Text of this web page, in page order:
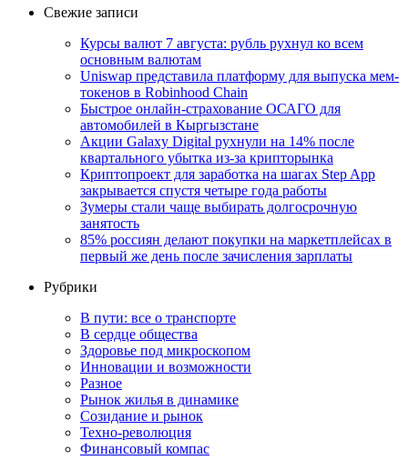
Свежие записи
Курсы валют 7 августа: рубль рухнул ко всем
основным валютам
Uniswap представила платформу для выпуска мем-
токенов в Robinhood Chain
Быстрое онлайн-страхование ОСАГО для
автомобилей в Кыргызстане
Акции Galaxy Digital рухнули на 14% после
квартального убытка из-за крипторынка
Криптопроект для заработка на шагах Step App
закрывается спустя четыре года работы
Зумеры стали чаще выбирать долгосрочную
занятость
85% россиян делают покупки на маркетплейсах в
первый же день после зачисления зарплаты
Рубрики
В пути: все о транспорте
В сердце общества
Здоровье под микроскопом
Инновации и возможности
Разное
Рынок жилья в динамике
Созидание и рынок
Техно-революция
Финансовый компас